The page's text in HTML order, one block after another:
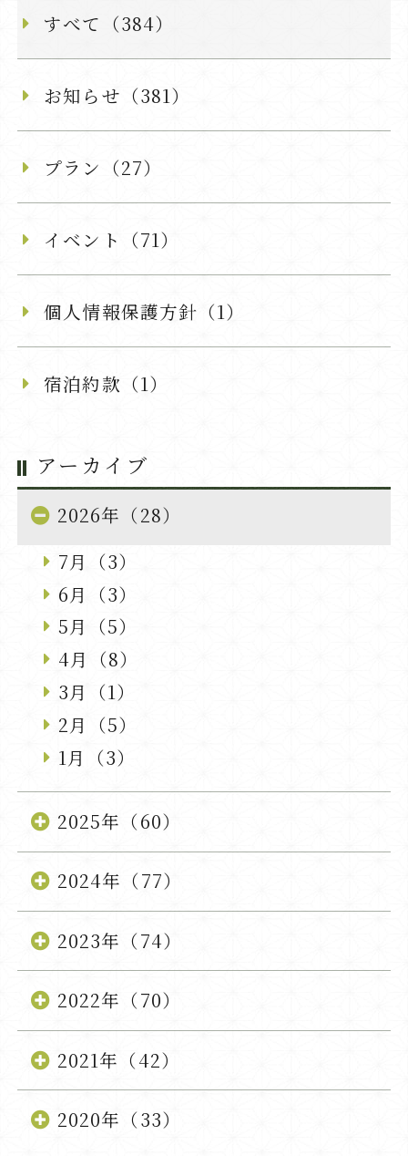
すべて（384）
お知らせ（381）
プラン（27）
イベント（71）
個人情報保護方針（1）
宿泊約款（1）
アーカイブ
2026年（28）
7月（3）
6月（3）
5月（5）
4月（8）
3月（1）
2月（5）
1月（3）
2025年（60）
2024年（77）
2023年（74）
2022年（70）
2021年（42）
2020年（33）